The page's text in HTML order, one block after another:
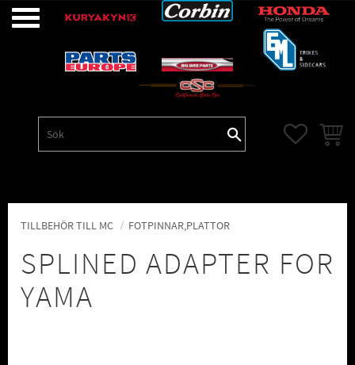
TILLBEHÖR TILL MC FOTPINNAR,PLATTOR
SPLINED ADAPTER FOR
YAMA